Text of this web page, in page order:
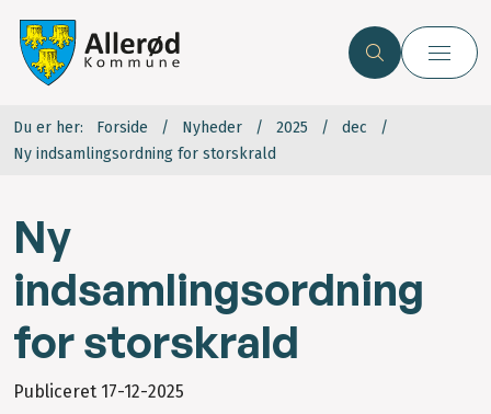
Du er her: Forside Nyheder 2025
dec
Ny indsamlingsordning for storskrald
Ny
indsamlingsordning
for storskrald
Publiceret 17-12-2025